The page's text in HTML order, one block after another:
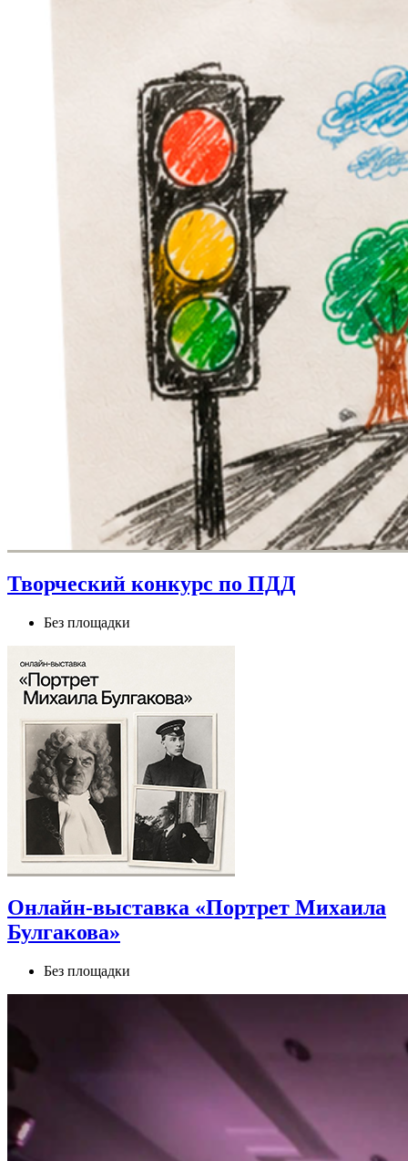
Творческий конкурс по ПДД
Без площадки
Онлайн‑выставка «Портрет Михаила
Булгакова»
Без площадки